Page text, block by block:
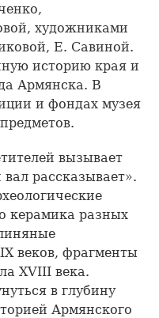
художниками
Е. Савиной.
историю края и
Армянска. В
и фондах музея
вызывает
рассказывает».
керамика разных
веков, фрагменты
XVIII века.
в глубину
Армянского